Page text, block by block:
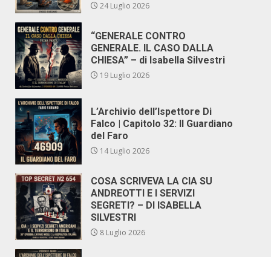
24 Luglio 2026
“GENERALE CONTRO
GENERALE. IL CASO DALLA
CHIESA” – di Isabella Silvestri
19 Luglio 2026
L’Archivio dell’Ispettore Di
Falco | Capitolo 32: Il Guardiano
del Faro
14 Luglio 2026
COSA SCRIVEVA LA CIA SU
ANDREOTTI E I SERVIZI
SEGRETI? – DI ISABELLA
SILVESTRI
8 Luglio 2026